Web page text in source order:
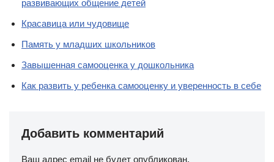
развивающих общение детей
Красавица или чудовище
Память у младших школьников
Завышенная самооценка у дошкольника
Как развить у ребенка самооценку и уверенность в себе
Добавить комментарий
Ваш адрес email не будет опубликован.